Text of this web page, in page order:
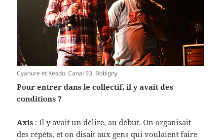
Cya­nure et Kesdo, Canal 93, Bobigny
Pour entrer dans le col­lec­tif, il y avait des
conditions ?
Axis : Il y avait un délire, au début. On organ­i­sait
des répéts, et on dis­ait aux gens qui voulaient faire